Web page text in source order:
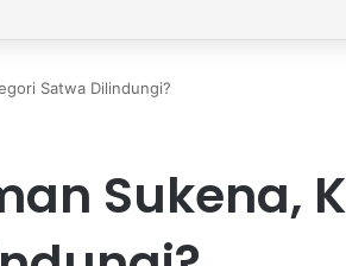
Satwa Dilindungi?
Sukena,